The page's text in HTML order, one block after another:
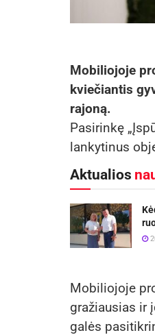
Mobiliojoje
kviečiantis
rajoną.
Pasirinkę
lankytinus
Aktualios
Mobiliojoje
gražiausias ir
galės